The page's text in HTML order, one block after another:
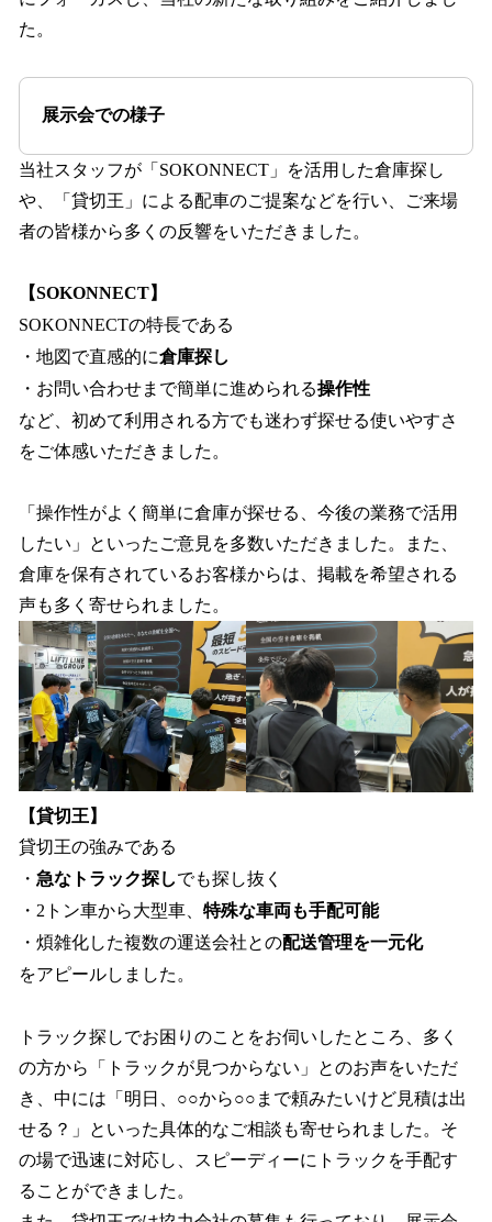
た。
展示会での様子
当社スタッフが「SOKONNECT」を活用した倉庫探し
や、「貸切王」による配車のご提案などを行い、ご来場
者の皆様から多くの反響をいただきました。
【SOKONNECT】
SOKONNECTの特長である
・地図で直感的に倉庫探し
・お問い合わせまで簡単に進められる操作性
など、初めて利用される方でも迷わず探せる使いやすさ
をご体感いただきました。
「操作性がよく簡単に倉庫が探せる、今後の業務で活用
したい」といったご意見を多数いただきました。また、
倉庫を保有されているお客様からは、掲載を希望される
声も多く寄せられました。
【貸切王】
貸切王の強みである
・ 急なトラック探しでも探し抜く
・2トン車から大型車、 特殊な車両も手配可能
・煩雑化した複数の運送会社との配送管理を一元化
をアピールしました。
トラック探しでお困りのことをお伺いしたところ、多く
の方から「トラックが見つからない」とのお声をいただ
き、中には「明日、○○から○○まで頼みたいけど見積は出
せる？」といった具体的なご相談も寄せられました。そ
の場で迅速に対応し、スピーディーにトラックを手配す
ることができました。